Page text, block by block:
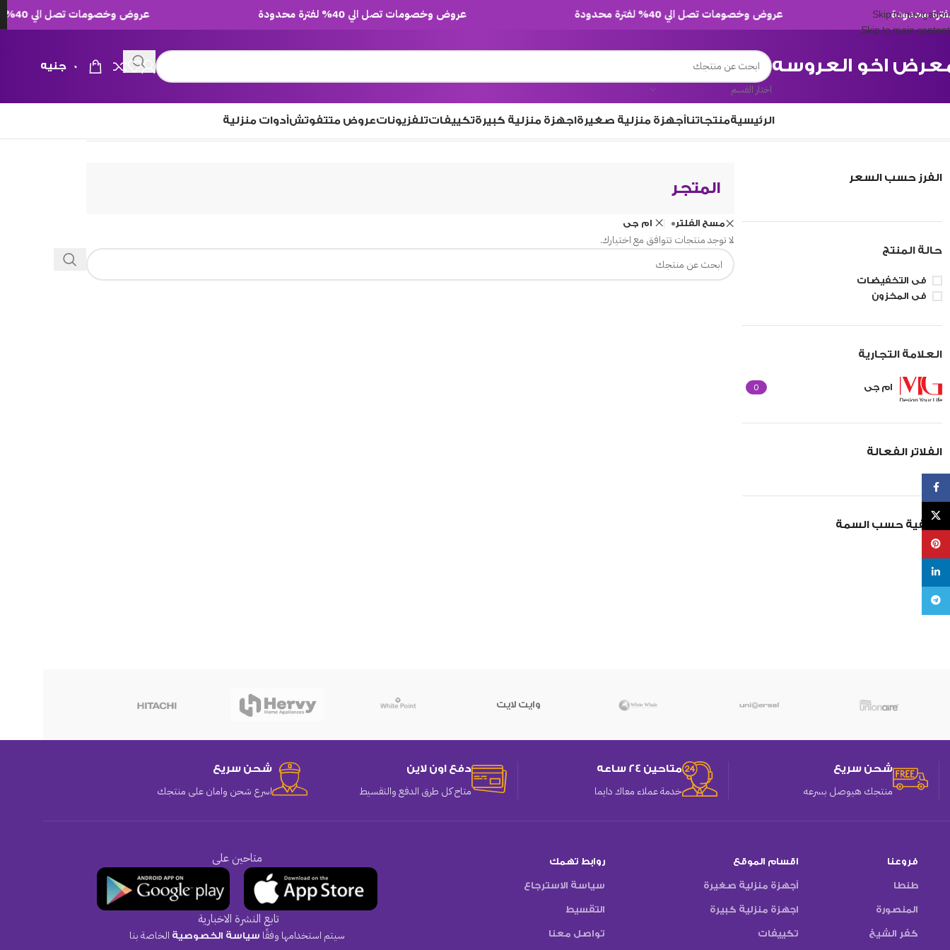
Skip to navigation
Skip to main content
عروض وخصومات تصل الي 40% لفترة محدودة عروض وخصومات تصل الي 40% لفترة محدودة عروض وخصومات تصل الي 40% لفترة محدودة
اخو العروسه
اختار القسم
0 جنيه
الرئيسيةمنتجاتناأجهزة منزلية صغيرةاجهزة منزلية كبيرةتكييفاتتلفزيوناتعروض متتفوتشأدوات منزلية
الفرز حسب السعر
حالة المنتج
فى التخفيضات
فى المخزون
العلامة التجارية
ام جى 0
الفلاتر الفعالة
تصفية حسب السمة
المتجر
مسح الفلتر ام جى
لا توجد منتجات تتوافق مع اختيارك.
وايت لايت
شحن سريع
منتجك هيوصل بسرعه
متاحين 24 ساعه
خدمة عملاء معاك دايما
دفع اون لاين
متاح كل طرق الدفع والتقسيط
شحن سريع
اسرع شحن وامان على منتجك
فروعنا
طنطا
المنصورة
كفر الشيخ
اقسام الموقع
أجهزة منزلية صغيرة
اجهزة منزلية كبيرة
تكييفات
روابط تهمك
سياسة الاسترجاع
التقسيط
تواصل معنا
متاحين على
تابع النشرة الاخبارية
سيتم استخدامها وفقًا سياسة الخصوصية الخاصة بنا